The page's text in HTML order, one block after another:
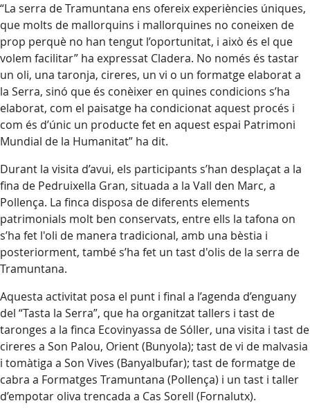
“La serra de Tramuntana ens ofereix experiències úniques,
que molts de mallorquins i mallorquines no coneixen de
prop perquè no han tengut l’oportunitat, i això és el que
volem facilitar” ha expressat Cladera. No només és tastar
un oli, una taronja, cireres, un vi o un formatge elaborat a
la Serra, sinó que és conèixer en quines condicions s’ha
elaborat, com el paisatge ha condicionat aquest procés i
com és d’únic un producte fet en aquest espai Patrimoni
Mundial de la Humanitat” ha dit.
Durant la visita d’avui, els participants s’han desplaçat a la
fina de Pedruixella Gran, situada a la Vall den Marc, a
Pollença. La finca disposa de diferents elements
patrimonials molt ben conservats, entre ells la tafona on
s’ha fet l'oli de manera tradicional, amb una bèstia i
posteriorment, també s’ha fet un tast d'olis de la serra de
Tramuntana.
Aquesta activitat posa el punt i final a l’agenda d’enguany
del “Tasta la Serra”, que ha organitzat tallers i tast de
taronges a la finca Ecovinyassa de Sóller, una visita i tast de
cireres a Son Palou, Orient (Bunyola); tast de vi de malvasia
i tomàtiga a Son Vives (Banyalbufar); tast de formatge de
cabra a Formatges Tramuntana (Pollença) i un tast i taller
d’empotar oliva trencada a Cas Sorell (Fornalutx).